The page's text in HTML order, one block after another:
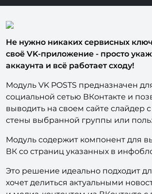
Не нужно никаких сервисных
своё VK-приложение - просто
аккаунта и всё работает сходу!
Модуль VK POSTS предназначен
социальной сетью ВКонтакте и
выводить на своем сайте слайдер с
стены выбранной группы или
Модуль содержит компонент для
ВК со страниц указанных в
Это решение идеально подходит